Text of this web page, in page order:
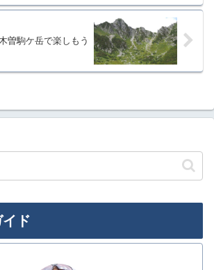
曽駒ケ岳で楽しもう
ド